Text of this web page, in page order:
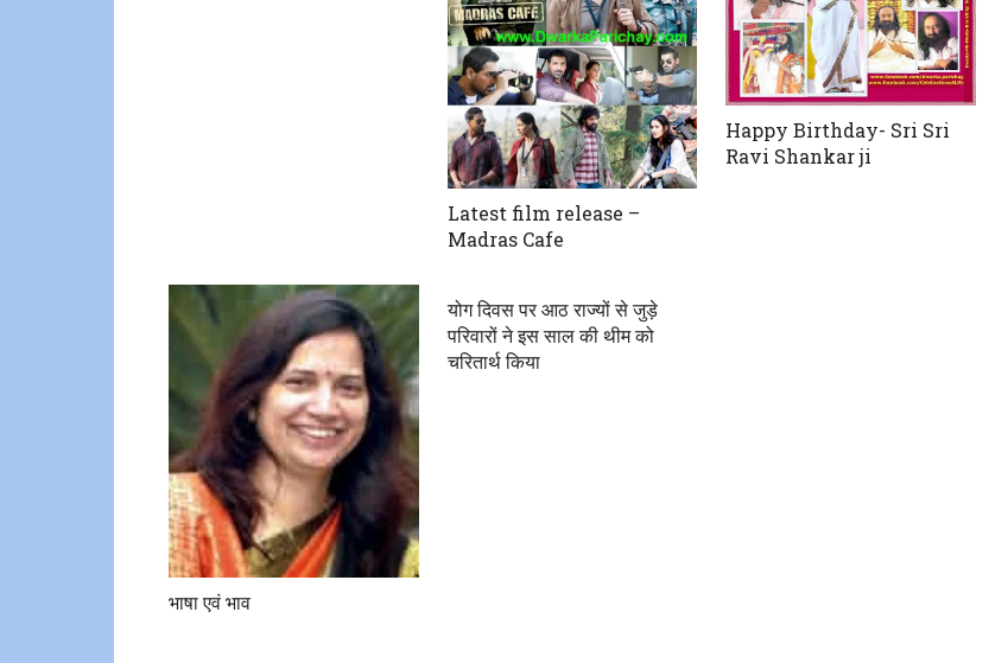
Latest film release –
Madras Cafe
Happy Birthday- Sri Sri
Ravi Shankar ji
भाषा एवं भाव
योग दिवस पर आठ राज्यों से जुड़े
परिवारों ने इस साल की थीम को
चरितार्थ किया